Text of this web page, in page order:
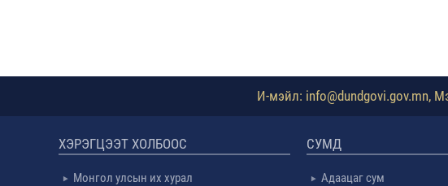
И-мэйл: info@dundgovi.gov.mn,
ХЭРЭГЦЭЭТ ХОЛБООС
Монгол улсын их хурал
СУМД
Адаацаг сум